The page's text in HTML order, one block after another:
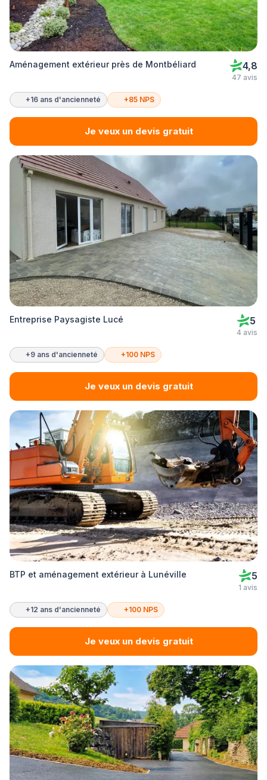
Aménagement extérieur près de Montbéliard 4,8
47 avis
+16 ans d'ancienneté +85 NPS
Je veux un devis gratuit
Entreprise Paysagiste Lucé 5
4 avis
+9 ans d'ancienneté +100 NPS
Je veux un devis gratuit
BTP et aménagement extérieur à Lunéville 5
1 avis
+12 ans d'ancienneté +100 NPS
Je veux un devis gratuit